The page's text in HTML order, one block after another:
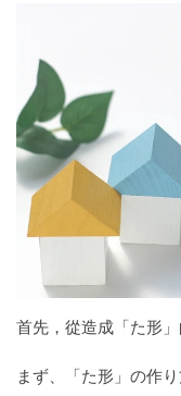
首先，從造成「た形」
まず、「た形」の作り